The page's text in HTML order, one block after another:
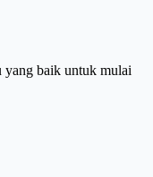
yang baik untuk mulai